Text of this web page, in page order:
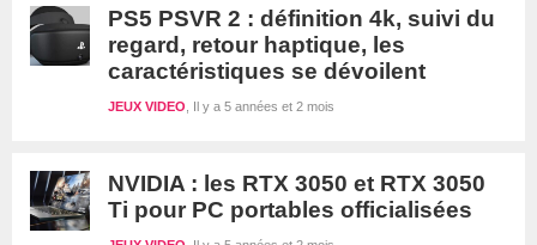
PS5 PSVR 2 : définition 4k, suivi du
regard, retour haptique, les
caractéristiques se dévoilent
Il y a 5 années et 2 mois
JEUX VIDEO
NVIDIA : les RTX 3050 et RTX 3050
Ti pour PC portables officialisées